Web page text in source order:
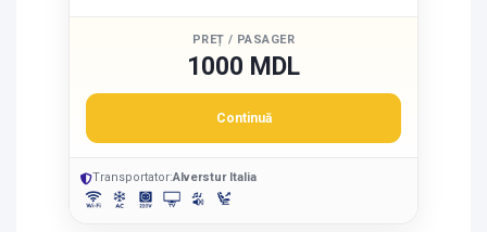
PREȚ / PASAGER
1000 MDL
Continuă
Transportator:Alverstur Italia